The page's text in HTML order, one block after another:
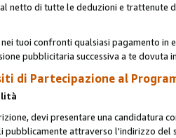
netto di tutte le deduzioni e trattenute
tuoi confronti qualsiasi pagamento in
pubblicitaria successiva a te dovuta
di Partecipazione al
devi presentare una candidatura
pubblicamente attraverso l'indirizzo